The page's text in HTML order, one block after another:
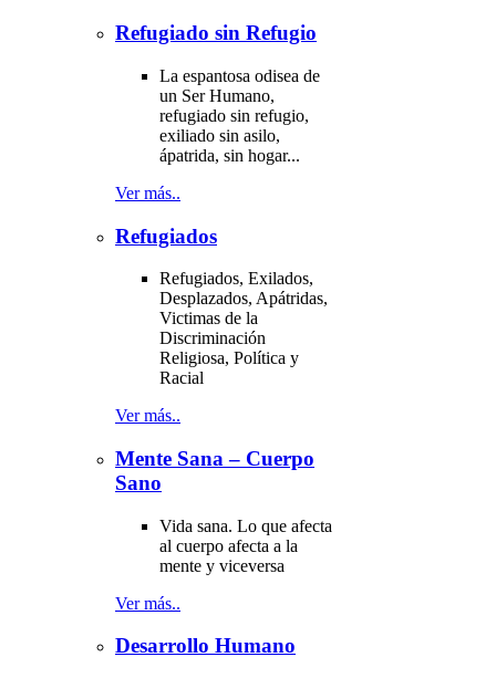
Refugiado sin Refugio
La espantosa odisea de
un Ser Humano,
refugiado sin refugio,
exiliado sin asilo,
ápatrida, sin hogar...
Ver más..
Refugiados
Refugiados, Exilados,
Desplazados, Apátridas,
Victimas de la
Discriminación
Religiosa, Política y
Racial
Ver más..
Mente Sana – Cuerpo
Sano
Vida sana. Lo que afecta
al cuerpo afecta a la
mente y viceversa
Ver más..
Desarrollo Humano